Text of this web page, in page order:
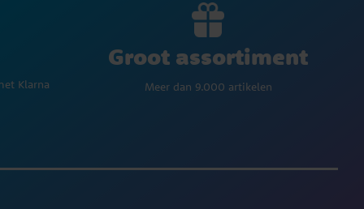
Klarna
Groot assortiment
Meer dan 9.000 artikelen